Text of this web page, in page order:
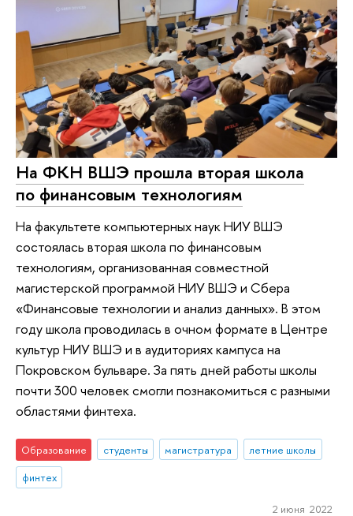
На ФКН ВШЭ прошла вторая школа
по финансовым технологиям
На факультете компьютерных наук НИУ ВШЭ
состоялась вторая школа по финансовым
технологиям, организованная совместной
магистерской программой НИУ ВШЭ и Сбера
«Финансовые технологии и анализ данных». В этом
году школа проводилась в очном формате в Центре
культур НИУ ВШЭ и в аудиториях кампуса на
Покровском бульваре. За пять дней работы школы
почти 300 человек смогли познакомиться с разными
областями финтеха.
Образование студенты магистратура
летние школы
финтех
2 июня 2022